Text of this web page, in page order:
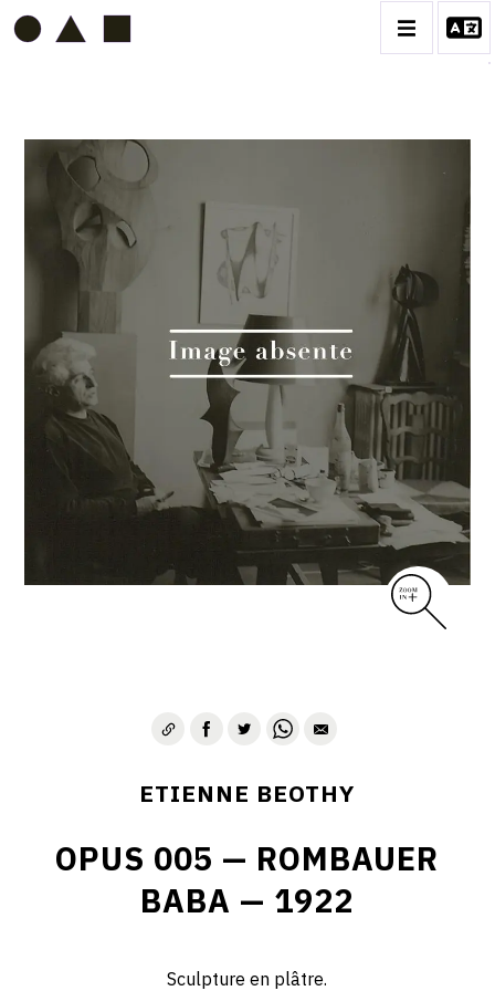
ETIENNE BEOTHY
BIOGRAPHIE
CATALOGUE DES OEUVRES
VOL. 1 - LES SCULPTURES
CONTACT
ETIENNE BEOTHY
OPUS 005 — ROMBAUER
BABA — 1922
Sculpture en plâtre.